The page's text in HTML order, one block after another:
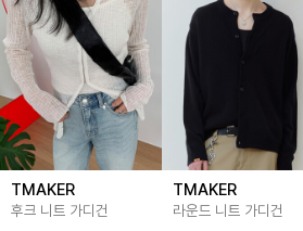
TMAKER
후크 니트 가디건
TMAKER
라운드 니트 가디건